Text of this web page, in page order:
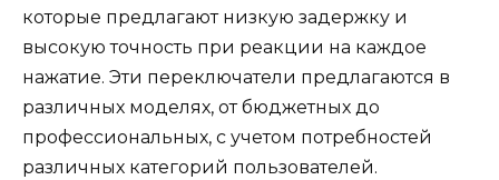
которые предлагают низкую задержку и
высокую точность при реакции на каждое
нажатие. Эти переключатели предлагаются в
различных моделях, от бюджетных до
профессиональных, с учетом потребностей
различных категорий пользователей.